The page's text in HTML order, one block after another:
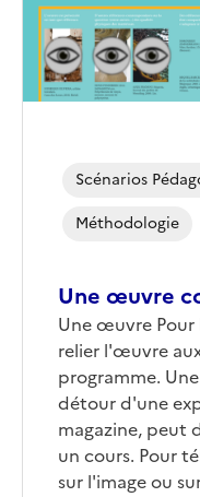
Une œuvre
Une œuvre Pour
relier l'œuvre
programme.
détour d'une
magazine, peut
un cours. Pour
sur l'image ou
Scénarios
Méthodologie